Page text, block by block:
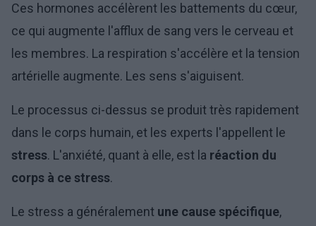
Ces hormones accélèrent les battements du cœur,
ce qui augmente l'afflux de sang vers le cerveau et
les membres. La respiration s'accélère et la tension
artérielle augmente. Les sens s'aiguisent.
Le processus ci-dessus se produit très rapidement
dans le corps humain, et les experts l'appellent le
stress. L'anxiété, quant à elle, est la réaction du
corps à ce stress.
Le stress a généralement une cause spécifique,